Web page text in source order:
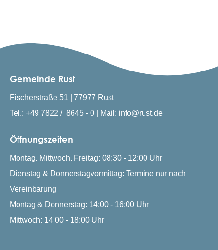
Gemeinde Rust
Fischerstraße 51 | 77977 Rust
Tel.: +49 7822 / 8645 - 0 | Mail: info@rust.de
Öffnungszeiten
Montag, Mittwoch, Freitag: 08:30 - 12:00 Uhr
Dienstag & Donnerstagvormittag: Termine nur nach
Vereinbarung
Montag & Donnerstag: 14:00 - 16:00 Uhr
Mittwoch: 14:00 - 18:00 Uhr